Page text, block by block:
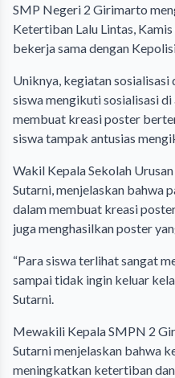
SMP Negeri 2 Girimarto
Ketertiban Lalu Lintas,
bekerja sama dengan
Uniknya, kegiatan sosialisasi
siswa mengikuti sosialisasi di
membuat kreasi poster
siswa tampak antusias
Wakil Kepala Sekolah
Sutarni, menjelaskan bahwa
dalam membuat kreasi
juga menghasilkan poster
“Para siswa terlihat sangat
sampai tidak ingin keluar
Sutarni.
Mewakili Kepala SMPN 2
Sutarni menjelaskan bahwa
meningkatkan ketertiban